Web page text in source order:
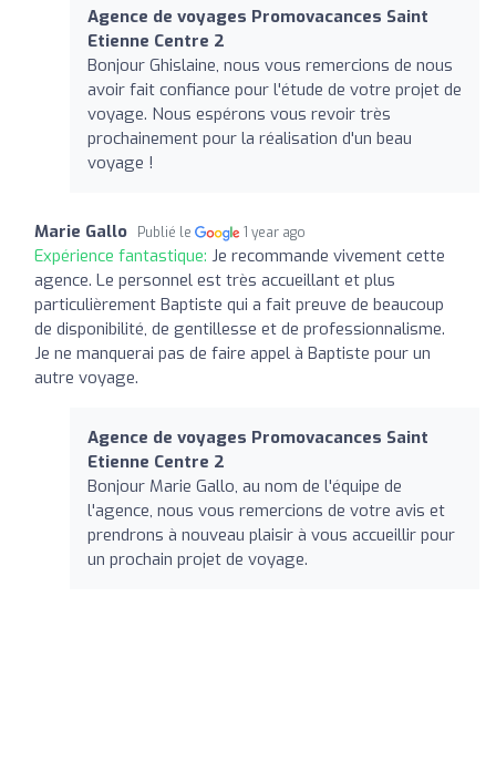
Agence de voyages Promovacances Saint
Etienne Centre 2
Bonjour Ghislaine, nous vous remercions de nous
avoir fait confiance pour l'étude de votre projet de
voyage. Nous espérons vous revoir très
prochainement pour la réalisation d'un beau
voyage !
Marie Gallo Publié le 1 year ago
Expérience fantastique: Je recommande vivement cette
agence. Le personnel est très accueillant et plus
particulièrement Baptiste qui a fait preuve de beaucoup
de disponibilité, de gentillesse et de professionnalisme.
Je ne manquerai pas de faire appel à Baptiste pour un
autre voyage.
Agence de voyages Promovacances Saint
Etienne Centre 2
Bonjour Marie Gallo, au nom de l'équipe de
l'agence, nous vous remercions de votre avis et
prendrons à nouveau plaisir à vous accueillir pour
un prochain projet de voyage.